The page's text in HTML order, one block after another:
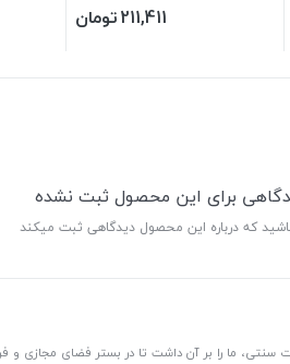
211,411تومان
برای این محصول ثبت نشده
که درباره این محصول دیدگاهی ثبت میکند
سنتی، ما را بر آن داشت تا در بستر فضای مجازی